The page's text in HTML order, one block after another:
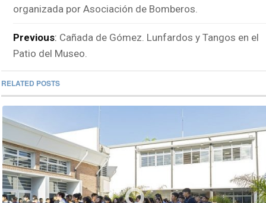
organizada por Asociación de Bomberos.
Previous: Cañada de Gómez. Lunfardos y Tangos en el
Patio del Museo.
RELATED POSTS